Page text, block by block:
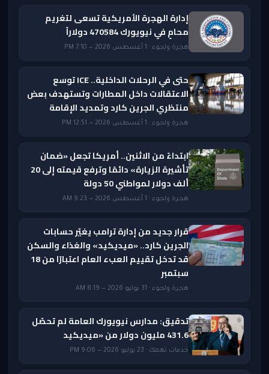
إدارة الهجرة الأمريكية تسعى لتغريم
محامٍ في نيويورك 470584 دولاراً
هجرة ولجوء · 1 أغسطس 2026 — 7:10 PM
حتى في الرحلات الداخلية.. ICE توسع
الاعتقالات داخل المطارات وتستهدف بعض
منتظري الجرين كارد وتمديد الإقامة
هجرة ولجوء · 1 أغسطس 2026 — 12:51 PM
ابتداءً من الاثنين.. أمريكا تجعل «ضمان
تأشيرة الزيارة» دائمًا وترفع قيمته إلى 20
ألف دولار لمواطني 50 دولة
هجرة ولجوء · 1 أغسطس 2026 — 9:23 AM
قرار جديد من إدارة ترامب يغيّر حسابات
الجرين كارد.. «ميديكيد» والغذاء والسكن
قد تدخل تقييم العبء العام اعتبارًا من 18
سبتمبر
هجرة ولجوء · 31 يوليو 2026 — 8:19 AM
تدقيق: مدارس نيويورك العامة لم تحصّل
431.6 مليون دولار من «ميديكيد
خدمات تهمك · 23 يوليو 2026 — 9:06 PM